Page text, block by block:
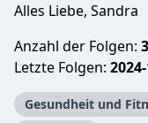
Alles Liebe, Sandra
Anzahl der Folgen:
Letzte Folgen:
Gesundheit und